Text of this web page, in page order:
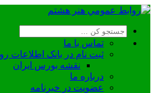
تماس با ما
ثبت نام در بانک اطلاعات
نقشه بورس ایران
درباره ما
عضويت در خبرنامه